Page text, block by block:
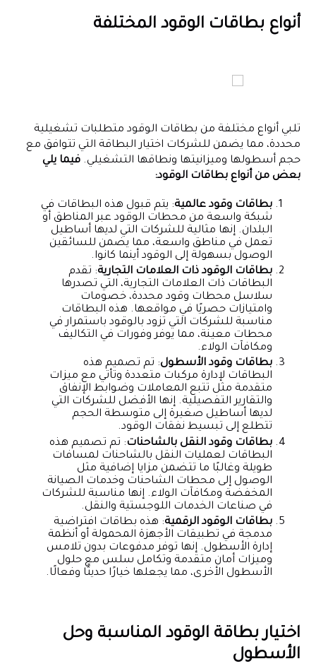
أنواع بطاقات الوقود المختلفة
تلبي أنواع مختلفة من بطاقات الوقود متطلبات تشغيلية
محددة، مما يضمن للشركات اختيار البطاقة التي تتوافق مع
حجم أسطولها وميزانيتها ونطاقها التشغيلي.فيما يلي
بعض من أنواع بطاقات الوقود:
بطاقات وقود عالمية: يتم قبول هذه البطاقات في
شبكة واسعة من محطات الوقود عبر المناطق أو
البلدان. إنها مثالية للشركات التي لديها أساطيل
تعمل في مناطق واسعة، مما يضمن للسائقين
الوصول بسهولة إلى الوقود أينما كانوا.
بطاقات الوقود ذات العلامات التجارية: تقدم
البطاقات ذات العلامات التجارية، التي تصدرها
سلاسل محطات وقود محددة، خصومات
وامتيازات حصريًا في مواقعها. هذه البطاقات
مناسبة للشركات التي تزود بالوقود باستمرار في
محطات معينة، مما يوفر وفورات في التكاليف
ومكافآت الولاء.
بطاقات وقود الأسطول: تم تصميم هذه
البطاقات لإدارة مركبات متعددة وتأتي مع ميزات
متقدمة مثل تتبع المعاملات وضوابط الإنفاق
والتقارير التفصيلية. إنها الأفضل للشركات التي
لديها أساطيل صغيرة إلى متوسطة الحجم
تتطلع إلى تبسيط نفقات الوقود.
بطاقات وقود النقل بالشاحنات: تم تصميم هذه
البطاقات لعمليات النقل بالشاحنات لمسافات
طويلة وغالبًا ما تتضمن مزايا إضافية مثل
الوصول إلى محطات الشاحنات وخدمات الصيانة
المخفضة ومكافآت الولاء. إنها مناسبة للشركات
في صناعات الخدمات اللوجستية والنقل.
بطاقات الوقود الرقمية: هذه بطاقات افتراضية
مدمجة في تطبيقات الأجهزة المحمولة أو أنظمة
إدارة الأسطول. إنها توفر مدفوعات بدون تلامس
وميزات أمان متقدمة وتكامل سلس مع حلول
الأسطول الأخرى، مما يجعلها خيارًا حديثًا وفعالًا.
اختيار بطاقة الوقود المناسبة وحل
الأسطول